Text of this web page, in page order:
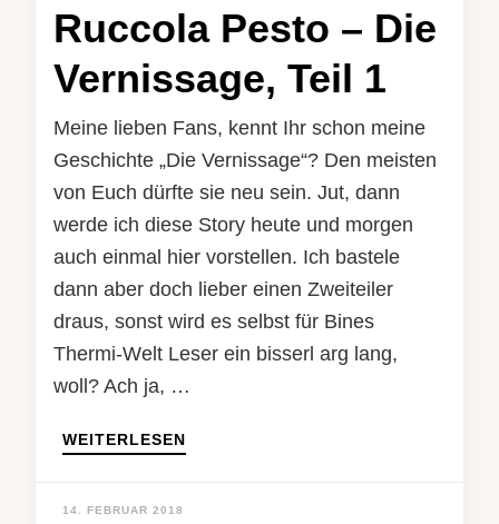
Ruccola Pesto – Die
Vernissage, Teil 1
Meine lieben Fans, kennt Ihr schon meine
Geschichte „Die Vernissage“? Den meisten
von Euch dürfte sie neu sein. Jut, dann
werde ich diese Story heute und morgen
auch einmal hier vorstellen. Ich bastele
dann aber doch lieber einen Zweiteiler
draus, sonst wird es selbst für Bines
Thermi-Welt Leser ein bisserl arg lang,
woll? Ach ja, …
WEITERLESEN
14. FEBRUAR 2018